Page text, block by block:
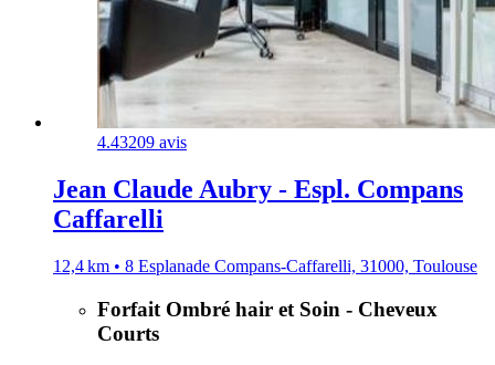
4.43209 avis
Jean Claude Aubry - Espl. Compans
Caffarelli
12,4 km • 8 Esplanade Compans-Caffarelli, 31000, Toulouse
Forfait Ombré hair et Soin - Cheveux
Courts